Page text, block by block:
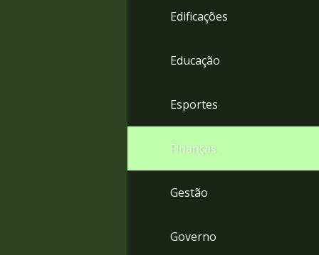
Edificações
Educação
Esportes
Finanças
Gestão
Governo